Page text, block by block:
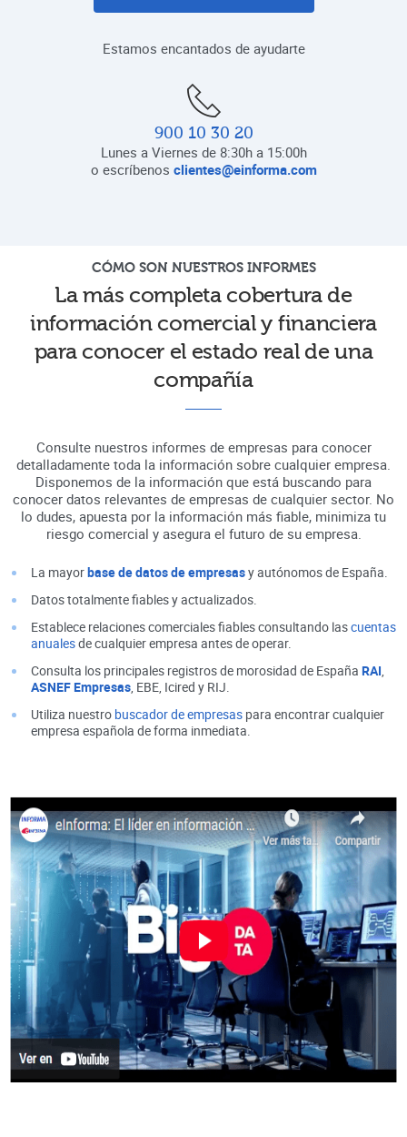
Estamos encantados de ayudarte
900 10 30 20
Lunes a Viernes de 8:30h a 15:00h
o escríbenos clientes@einforma.com
CÓMO SON NUESTROS INFORMES
La más completa cobertura de
información comercial y financiera
para conocer el estado real de una
compañía
Consulte nuestros informes de empresas para conocer
detalladamente toda la información sobre cualquier empresa.
Disponemos de la información que está buscando para
conocer datos relevantes de empresas de cualquier sector. No
lo dudes, apuesta por la información más fiable, minimiza tu
riesgo comercial y asegura el futuro de su empresa.
La mayorbase de datos de empresasy autónomos de España.
Datos totalmente fiables y actualizados.
Establece relaciones comerciales fiables consultando lascuentas
anualesde cualquier empresa antes de operar.
Consulta los principales registros de morosidad de España RAI
ASNEF Empresas , EBE, Icired y RIJ.
Utiliza nuestro buscador de empresas para encontrar cualquier
empresa española de forma inmediata.